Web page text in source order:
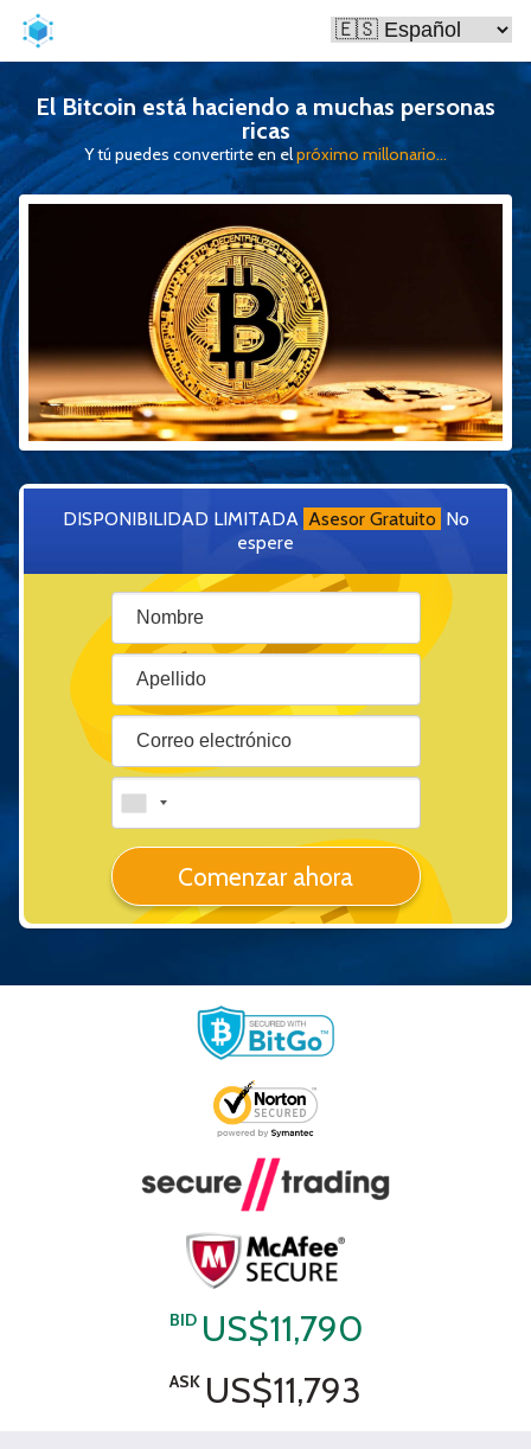
El Bitcoin está haciendo a muchas personas
ricas
Y tú puedes convertirte en elpróximo millonario...
DISPONIBILIDAD LIMITADA Asesor Gratuito No
espere
Comenzar ahora
BID US$11,790
ASK US$11,793